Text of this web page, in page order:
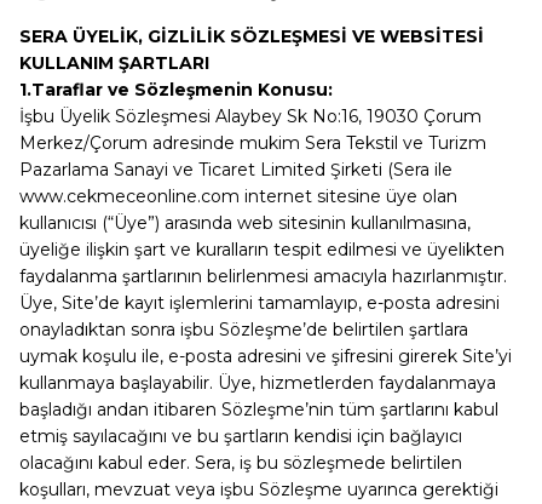
SERA ÜYELİK, GİZLİLİK SÖZLEŞMESİ VE WEBSİTESİ
KULLANIM ŞARTLARI
1.Taraflar ve Sözleşmenin Konusu:
İşbu Üyelik Sözleşmesi Alaybey Sk No:16, 19030 Çorum
Merkez/Çorum adresinde mukim Sera Tekstil ve Turizm
Pazarlama Sanayi ve Ticaret Limited Şirketi (Sera ile
www.cekmeceonline.com internet sitesine üye olan
kullanıcısı (“Üye”) arasında web sitesinin kullanılmasına,
üyeliğe ilişkin şart ve kuralların tespit edilmesi ve üyelikten
faydalanma şartlarının belirlenmesi amacıyla hazırlanmıştır.
Üye, Site’de kayıt işlemlerini tamamlayıp, e-posta adresini
onayladıktan sonra işbu Sözleşme’de belirtilen şartlara
uymak koşulu ile, e-posta adresini ve şifresini girerek Site’yi
kullanmaya başlayabilir. Üye, hizmetlerden faydalanmaya
başladığı andan itibaren Sözleşme’nin tüm şartlarını kabul
etmiş sayılacağını ve bu şartların kendisi için bağlayıcı
olacağını kabul eder. Sera, iş bu sözleşmede belirtilen
koşulları, mevzuat veya işbu Sözleşme uyarınca gerektiği